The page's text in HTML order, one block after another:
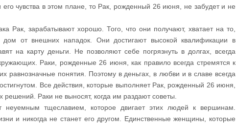
чувства в этом плане, то Рак, рожденный 26 июня, не забудет и не
Рак, зарабатывают хорошо. Того, что они получают, хватает на то,
от внешних нападок. Они достигают высокой квалификации в
на карту деньги. Не позволяют себе погрязнуть в долгах, всегда
Раки, рожденные 26 июня, как правило всегда стремятся к
равнозначные понятия. Поэтому в деньгах, в любви и в славе всегда
Все действия, которые выполняет Рак, рожденный 26 июня,
решений. Раки не выносят, когда им раздают советы.
тщеславием, которое двигает этих людей к вершинам.
и никогда не станет его другом. Единственные женщины, которые